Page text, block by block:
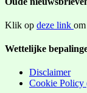
Klik op deze link
Wettelijke
Disclaimer
Cookie Policy